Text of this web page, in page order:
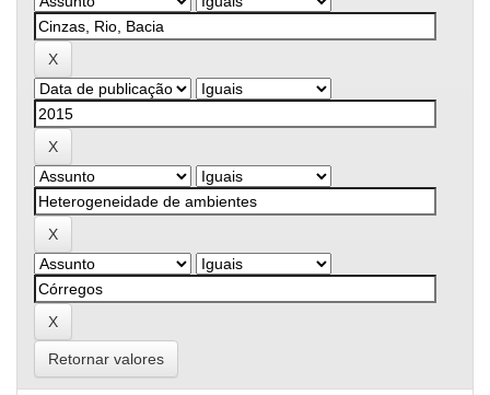
Retornar valores